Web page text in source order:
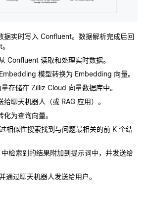
据实时写入 Confluent。数据解析完成后回
Confluent 读取和处理实时数据。
模型转换为 Embedding 向量。
存储在 Zilliz Cloud 向量数据库中。
给聊天机器人（或 RAG 应用）。
为查询向量。
相似性搜索找到与问题最相关的前 K 个结
检索到的结果附加到提示词中，并发送给
通过聊天机器人发送给用户。